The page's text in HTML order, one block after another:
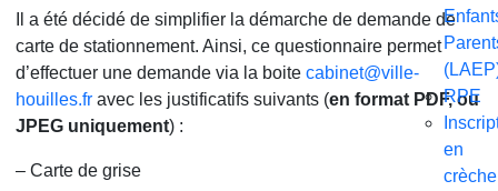
RPE
en
crèche
Il a été décidé de simplifier la démarche de demande de
carte de stationnement. Ainsi, ce questionnaire permet
d’effectuer une demande via la boitecabinet@ville-
houilles.fr avec les justificatifs suivants (en format PDF, ou
JPEG uniquement) :
– Carte de grise